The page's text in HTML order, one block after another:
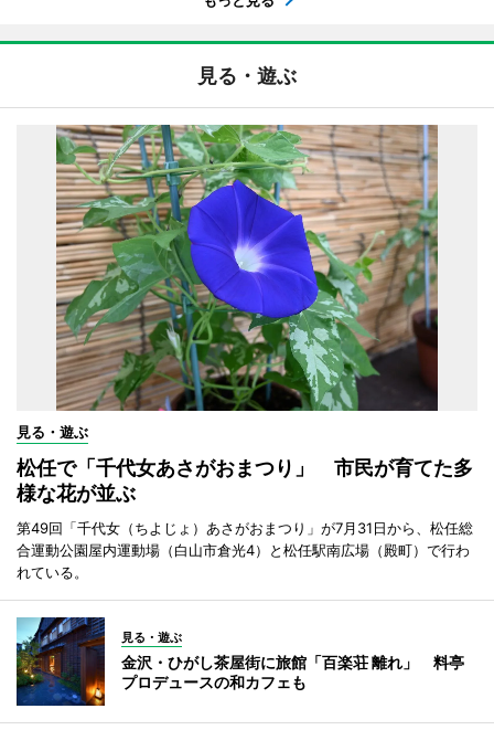
見る・遊ぶ
見る・遊ぶ
松任で「千代女あさがおまつり」 市民が育てた多
様な花が並ぶ
第49回「千代女（ちよじょ）あさがおまつり」が7月31日から、松任総
合運動公園屋内運動場（白山市倉光4）と松任駅南広場（殿町）で行わ
れている。
見る・遊ぶ
金沢・ひがし茶屋街に旅館「百楽荘 離れ」 料亭
プロデュースの和カフェも